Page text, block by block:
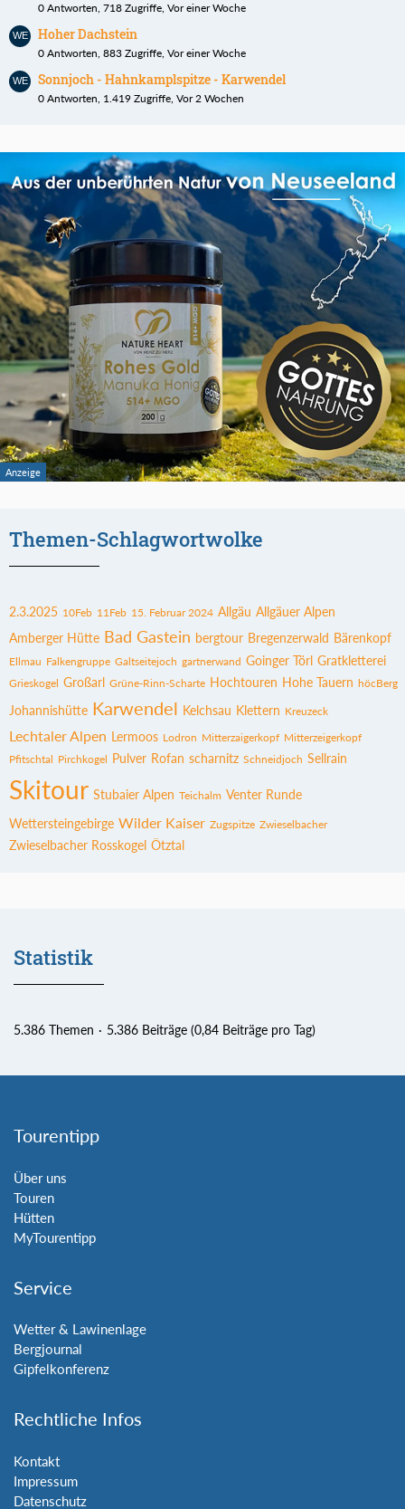
0 Antworten, 718 Zugriffe, Vor einer Woche
Hoher Dachstein
0 Antworten, 883 Zugriffe, Vor einer Woche
Sonnjoch - Hahnkamplspitze - Karwendel
0 Antworten, 1.419 Zugriffe, Vor 2 Wochen
Themen-Schlagwortwolke
2.3.2025 10Feb 11Feb 15. Februar 2024 Allgäu Allgäuer Alpen
Amberger Hütte Bad Gastein bergtour Bregenzerwald Bärenkopf
Ellmau Falkengruppe Galtseitejoch gartnerwand Goinger Törl Gratkletterei
Grieskogel Großarl Grüne-Rinn-Scharte Hochtouren Hohe Tauern höcBerg
Johannishütte Karwendel Kelchsau Klettern Kreuzeck
Lechtaler Alpen Lermoos Lodron Mitterzaigerkopf Mitterzeigerkopf
Pfitschtal Pirchkogel Pulver Rofan scharnitz Schneidjoch Sellrain
Skitour Stubaier Alpen Teichalm Venter Runde
Wettersteingebirge Wilder Kaiser Zugspitze Zwieselbacher
Zwieselbacher Rosskogel Ötztal
Statistik
5.386 Themen 5.386 Beiträge (0,84 Beiträge pro Tag)
Tourentipp
Über uns
Touren
Hütten
MyTourentipp
Service
Wetter & Lawinenlage
Bergjournal
Gipfelkonferenz
Rechtliche Infos
Kontakt
Impressum
Datenschutz